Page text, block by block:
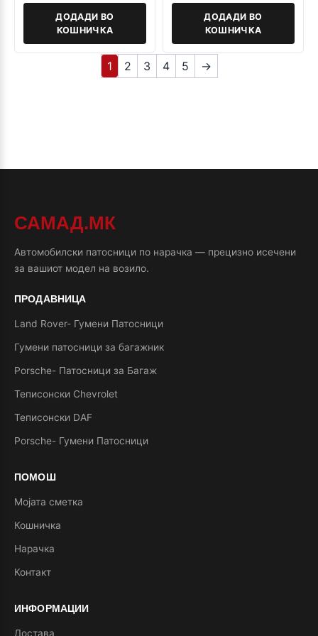
ДОДАДИ ВО
КОШНИЧКА
ДОДАДИ ВО
КОШНИЧКА
1 2 3 4 5 →
САМАД.МК
Автомобилски патосници по нарачка — прецизно исечени
за вашиот модел на возило.
ПРОДАВНИЦА
Land Rover- Гумени Патосници
Гумени патосници за багажник
Porsche- Патосници за Багаж
Теписонски Chevrolet
Теписонски DAF
Porsche- Гумени Патосници
ПОМОШ
Мојата сметка
Кошничка
Нарачка
Контакт
ИНФОРМАЦИИ
Достава